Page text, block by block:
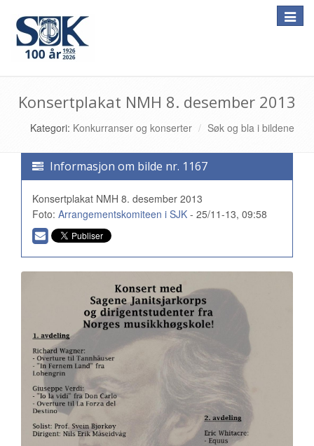
Toggle
Konsertplakat NMH 8. desember 2013
Kategori: Konkurranser og konserter Søk og bla i bildene
Informasjon om bilde nr. 1167
Konsertplakat NMH 8. desember 2013
Foto: Arrangementskomiteen i SJK - 25/11-13, 09:58